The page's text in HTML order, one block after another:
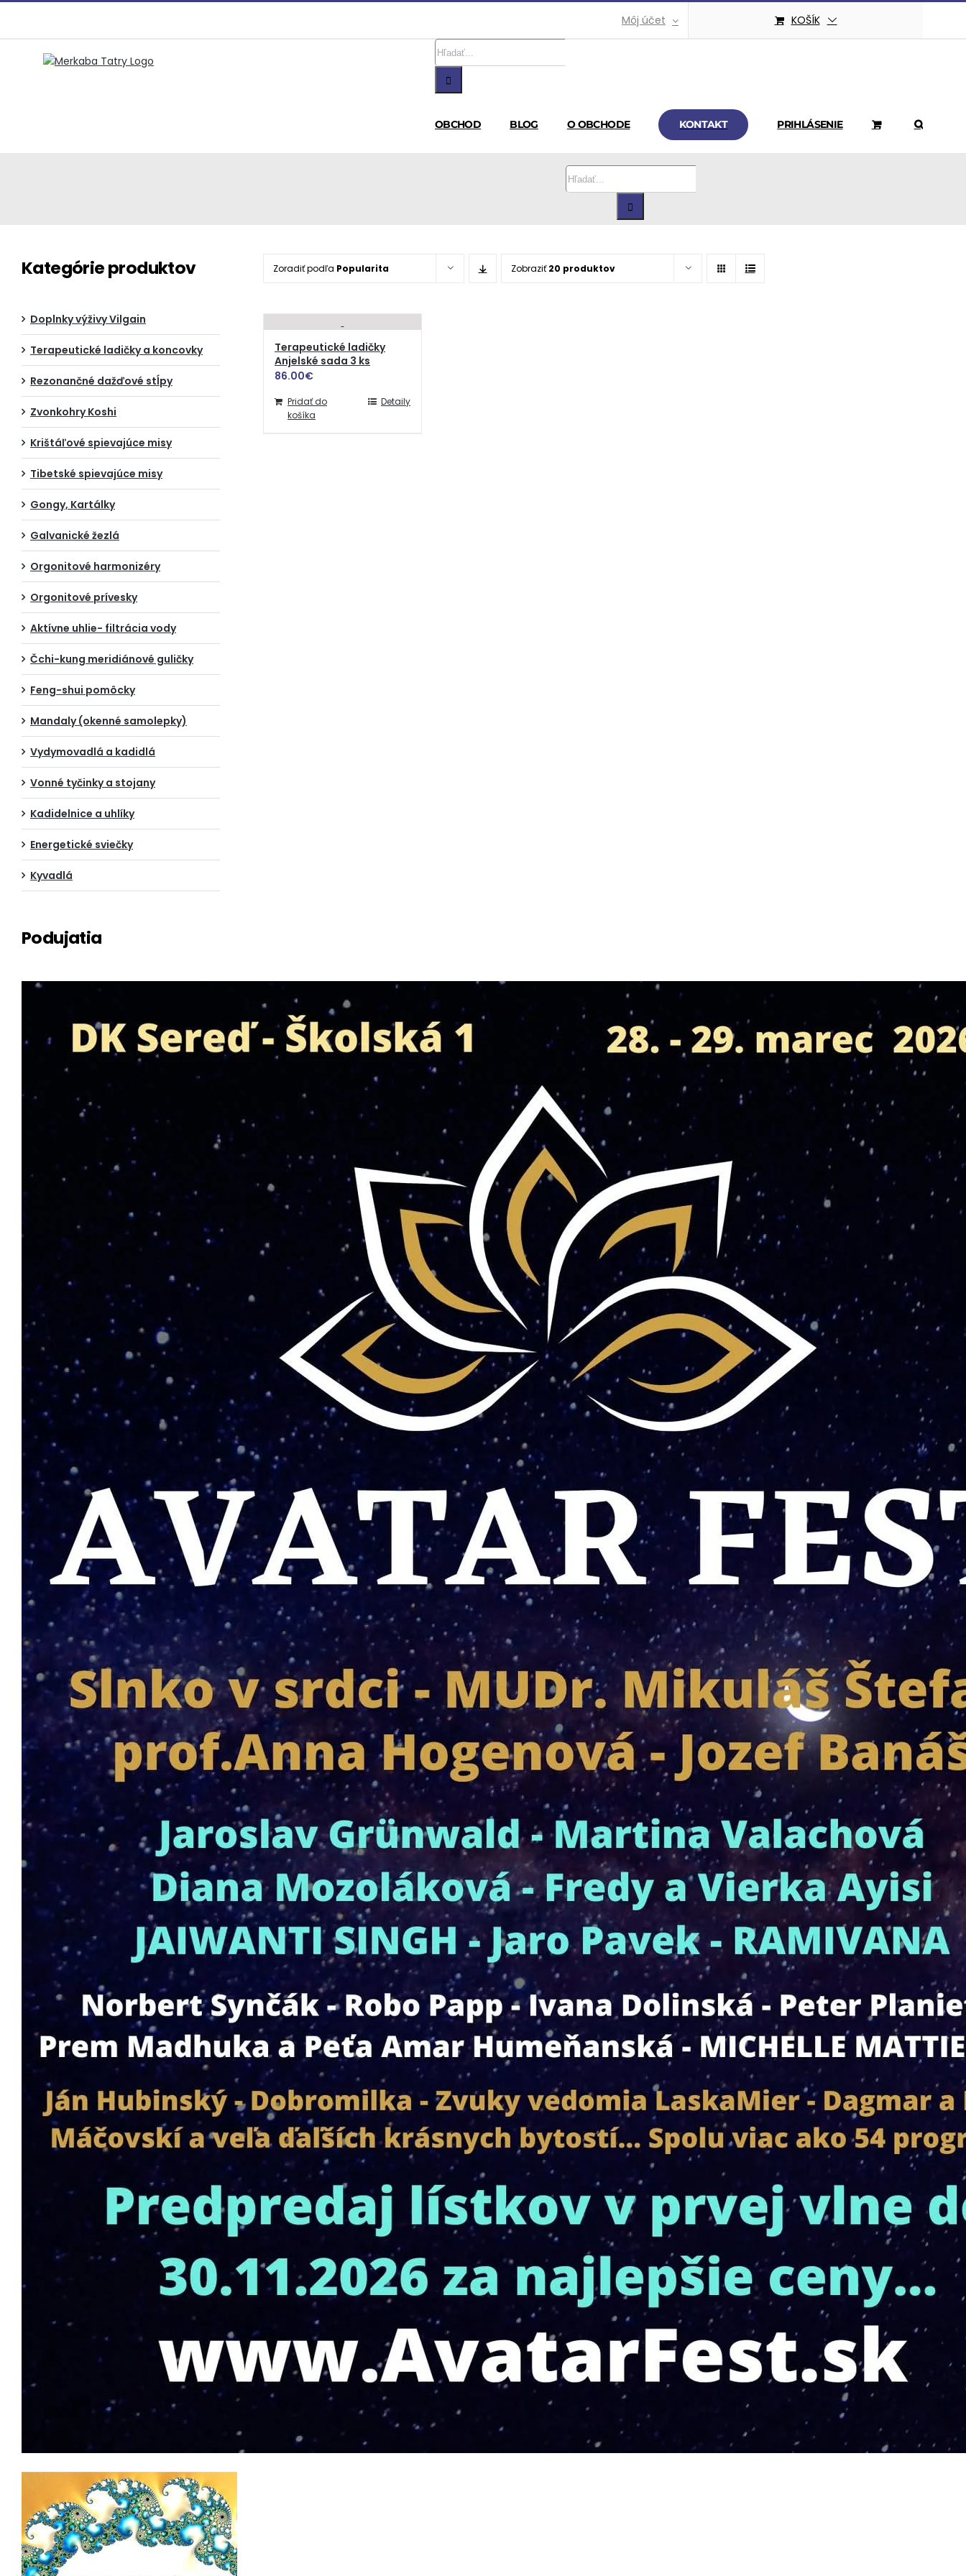
Môj účet
KOŠÍK
Hľadať:
OBCHOD BLOG O OBCHODE KONTAKT PRIHLÁSENIE
Hľadať:
Zoradiť podľa Popularita Zobraziť20 produktov
Terapeutické ladičky
Anjelské sada 3 ks
86.00€
Pridať do
košíka
Detaily
Kategórie produktov
Doplnky výživy Vilgain
Terapeutické ladičky a koncovky
Rezonančné dažďové stĺpy
Zvonkohry Koshi
Krištáľové spievajúce misy
Tibetské spievajúce misy
Gongy, Kartálky
Galvanické žezlá
Orgonitové harmonizéry
Orgonitové prívesky
Aktívne uhlie- filtrácia vody
Čchi-kung meridiánové guličky
Feng-shui pomôcky
Mandaly (okenné samolepky)
Vydymovadlá a kadidlá
Vonné tyčinky a stojany
Kadidelnice a uhlíky
Energetické sviečky
Kyvadlá
Podujatia